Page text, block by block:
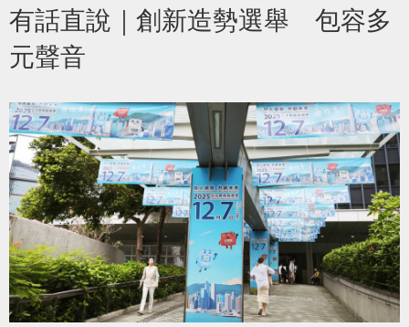
有話直說｜創新造勢選舉 包容多
元聲音